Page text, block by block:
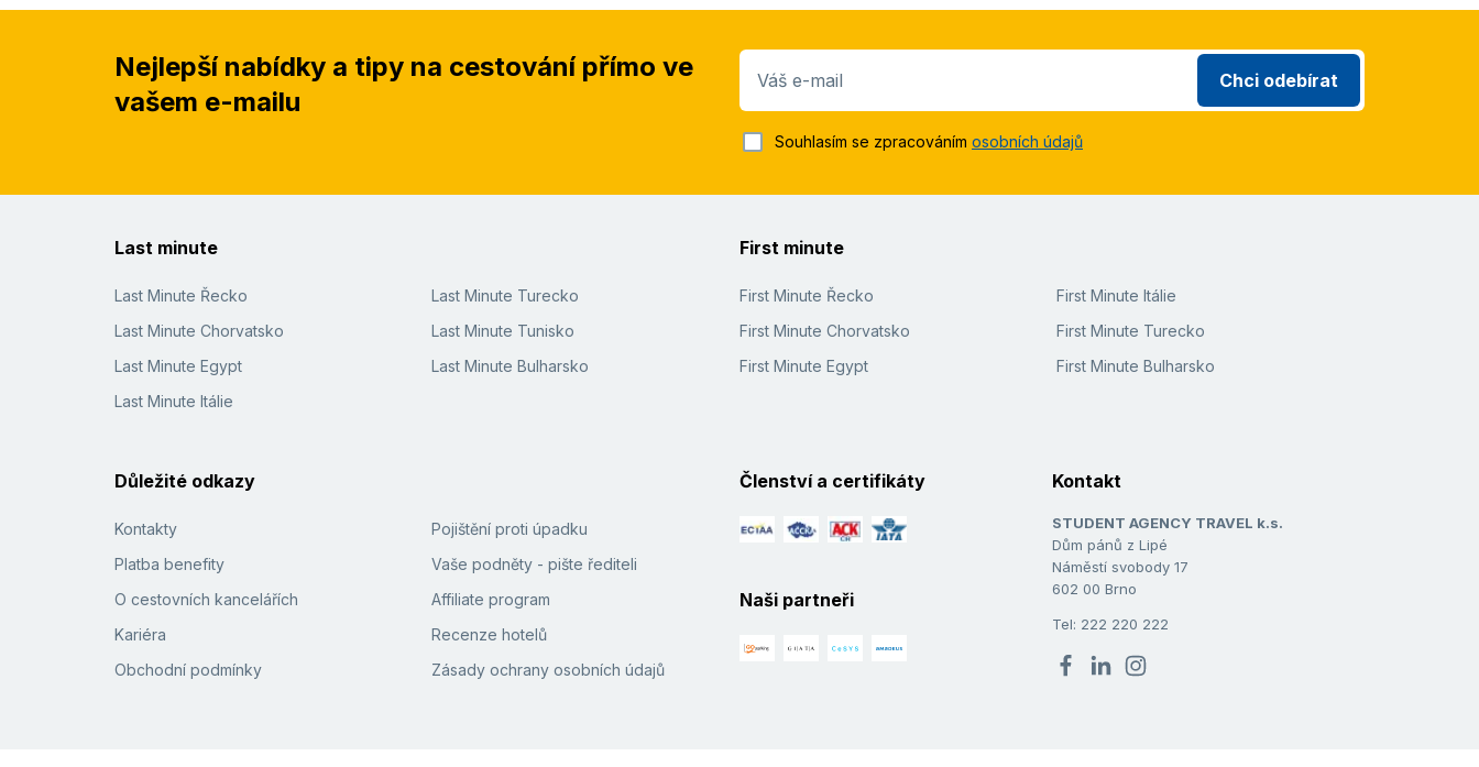
Nejlepší nabídky a tipy na cestování přímo ve
vašem e-mailu
Váš e-mail Chci odebírat
Souhlasím se zpracováním osobních údajů
Last minute
Last Minute Řecko
Last Minute Chorvatsko
Last Minute Egypt
Last Minute Itálie
Last Minute Turecko
Last Minute Tunisko
Last Minute Bulharsko
First minute
First Minute Řecko
First Minute Chorvatsko
First Minute Egypt
First Minute Itálie
First Minute Turecko
First Minute Bulharsko
Důležité odkazy
Kontakty
Platba benefity
O cestovních kancelářích
Kariéra
Obchodní podmínky
Pojištění proti úpadku
Vaše podněty - pište řediteli
Affiliate program
Recenze hotelů
Zásady ochrany osobních údajů
Členství a certifikáty
Naši partneři
Kontakt
STUDENT AGENCY TRAVEL k.s.
Dům pánů z Lipé
Náměstí svobody 17
602 00 Brno
Tel: 222 220 222